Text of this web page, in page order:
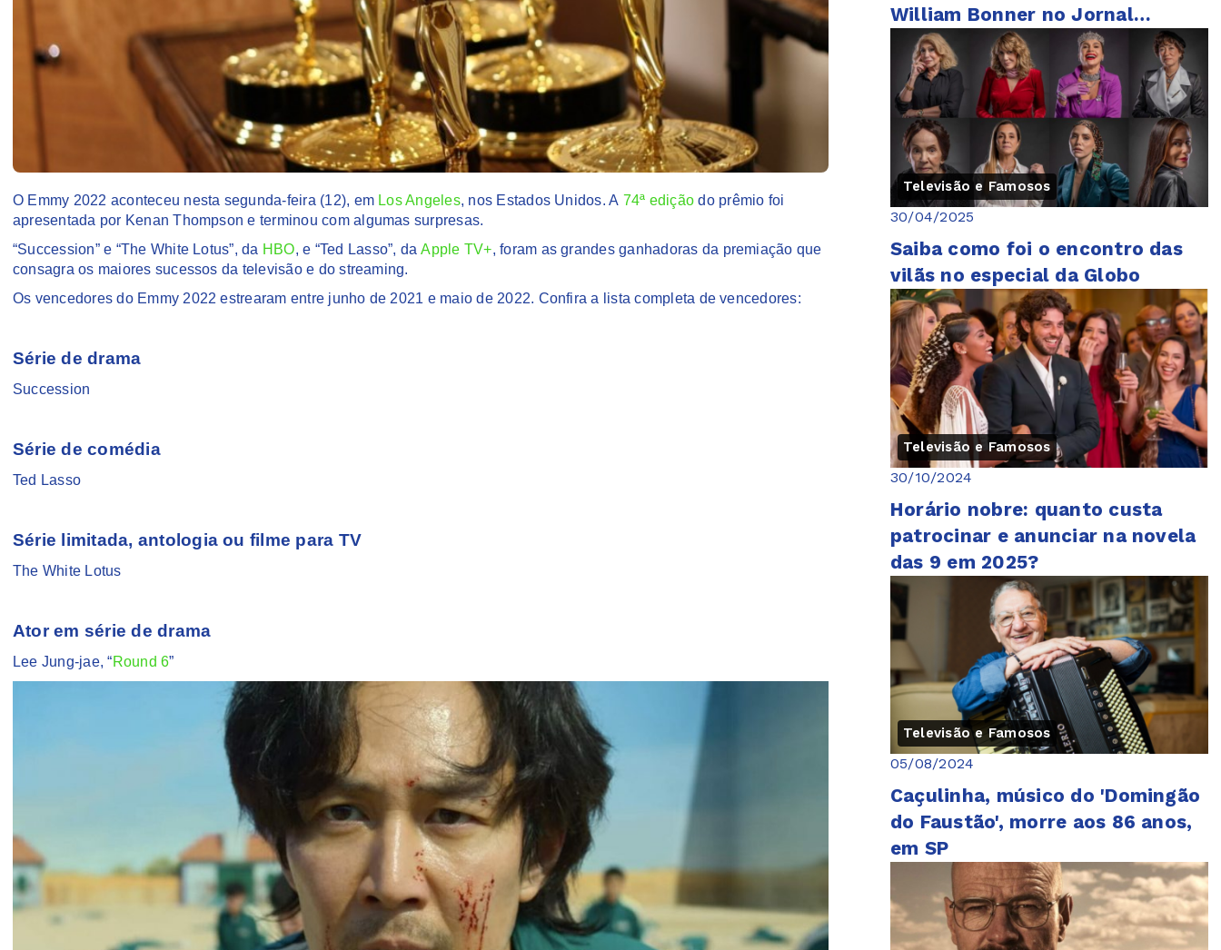
O Emmy 2022 aconteceu nesta segunda-feira (12), em Los Angeles, nos Estados Unidos. A 74ª edição do prêmio foi
apresentada por Kenan Thompson e terminou com algumas surpresas.
“Succession” e “The White Lotus”, da HBO, e “Ted Lasso”, daApple TV+, foram as grandes ganhadoras da premiação que
consagra os maiores sucessos da televisão e do streaming.
Os vencedores do Emmy 2022 estrearam entre junho de 2021 e maio de 2022. Confira a lista completa de vencedores:
Série de drama
Succession
Série de comédia
Ted Lasso
Série limitada, antologia ou filme para TV
The White Lotus
Ator em série de drama
Lee Jung-jae, “Round 6”
William Bonner no Jornal
Nacional
Televisão e Famosos
30/04/2025
Saiba como foi o encontro das
vilãs no especial da Globo
Televisão e Famosos
30/10/2024
Horário nobre: quanto custa
patrocinar e anunciar na novela
das 9 em 2025?
Televisão e Famosos
05/08/2024
Caçulinha, músico do 'Domingão
do Faustão', morre aos 86 anos,
em SP